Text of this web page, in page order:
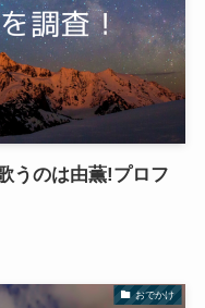
うのは由薫!プロフ
おでかけ